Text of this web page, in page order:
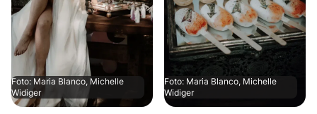
Foto: Maria Blanco, Michelle
Widiger
Foto: Maria Blanco, Michelle
Widiger